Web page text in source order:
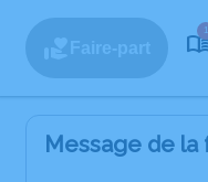
1
Message de la